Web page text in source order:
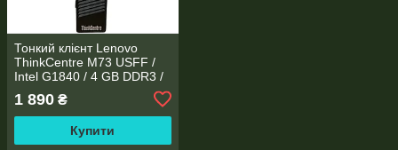
Тонкий клієнт Lenovo
ThinkCentre M73 USFF /
Intel G1840 / 4 GB DDR3 /
1 890 ₴
Купити